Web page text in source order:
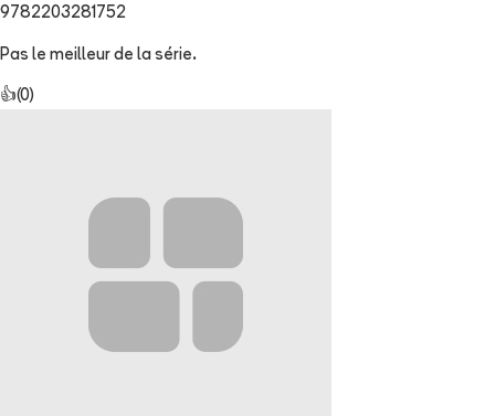
9782203281752
Pas le meilleur de la série.
👍(0)